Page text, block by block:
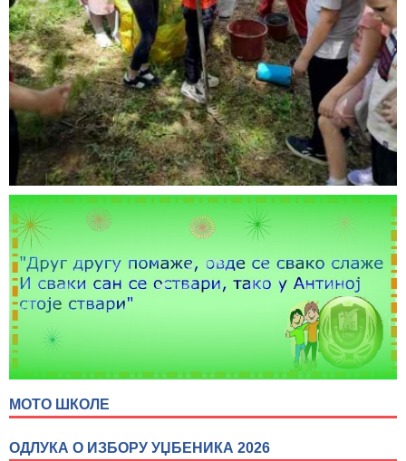
МОТО ШКОЛЕ
ОДЛУКА О ИЗБОРУ УЏБЕНИКА 2026